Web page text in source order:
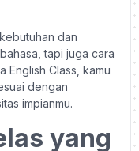
dan
tapi juga cara
English Class, kamu
dengan
impianmu.
yang